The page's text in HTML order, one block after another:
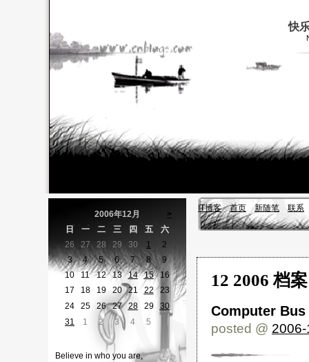
快
IT博客 首页 新随笔 联系
12 2006 档案
Computer
posted @
2006年12月
>
日
一 二 三 四 五
六
26
27 28 29 30 1
2
3
4 5 6 7 8
9
10
11 12 13 14 15
16
17
18 19 20 21 22
23
24
25 26 27 28 29
30
31
1 2 3 4 5
Believe in who you are,